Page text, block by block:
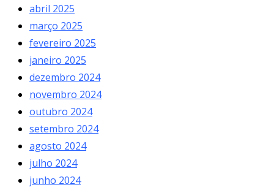
abril 2025
março 2025
fevereiro 2025
janeiro 2025
dezembro 2024
novembro 2024
outubro 2024
setembro 2024
agosto 2024
julho 2024
junho 2024